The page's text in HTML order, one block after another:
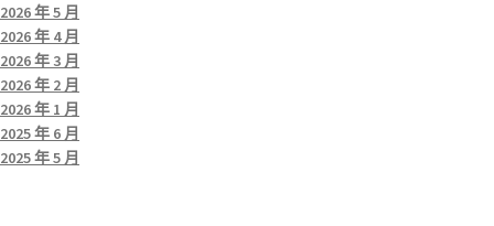
2026 年 5 月
2026 年 4 月
2026 年 3 月
2026 年 2 月
2026 年 1 月
2025 年 6 月
2025 年 5 月